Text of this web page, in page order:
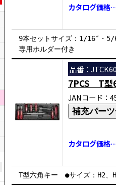
カタログ価格
9本セットサイズ：1/16″
専用ホルダー付き
品番：
7PCS T型
JANコード：
補充パー
カタログ価格
T型六角キー ●サイズ：H2、